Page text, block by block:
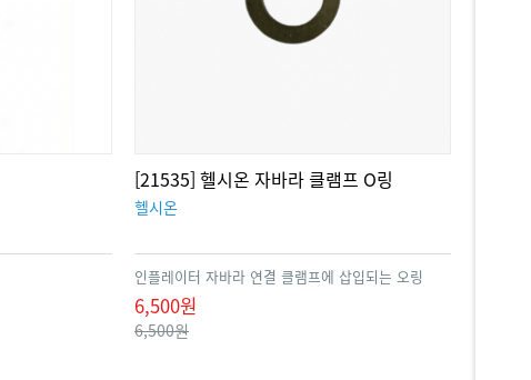
[21535] 헬시온 자바라 클램프 O링
헬시온
인플레이터 자바라 연결 클램프에 삽입되는 오링
6,500원
6,500원